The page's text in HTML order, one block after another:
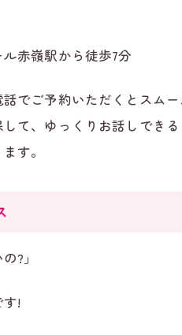
赤嶺駅から徒歩7分
でご予約いただくとスム
て、ゆっくりお話しでき
す。
?」
す!